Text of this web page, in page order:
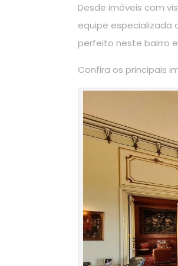
Desde imóveis com
equipe especializada
perfeito neste bairro
Confira os principais